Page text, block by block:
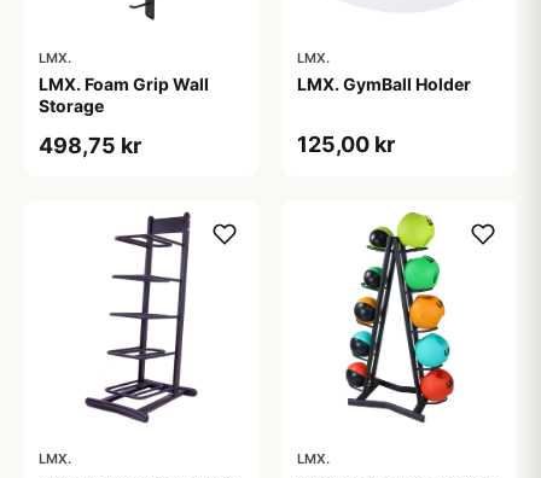
LMX.
LMX. Foam Grip Wall
Storage
498,75 kr
LMX.
LMX. GymBall Holder
125,00 kr
LMX. LMX.